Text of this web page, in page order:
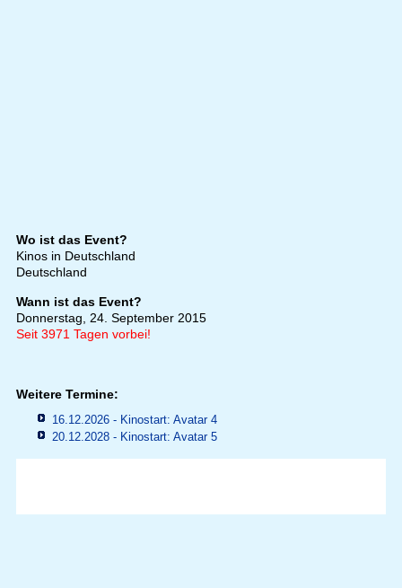
Wo ist das Event?
Kinos in Deutschland
Deutschland
Wann ist das Event?
Donnerstag, 24. September 2015
Seit 3971 Tagen vorbei!
Weitere Termine:
16.12.2026 - Kinostart: Avatar 4
20.12.2028 - Kinostart: Avatar 5